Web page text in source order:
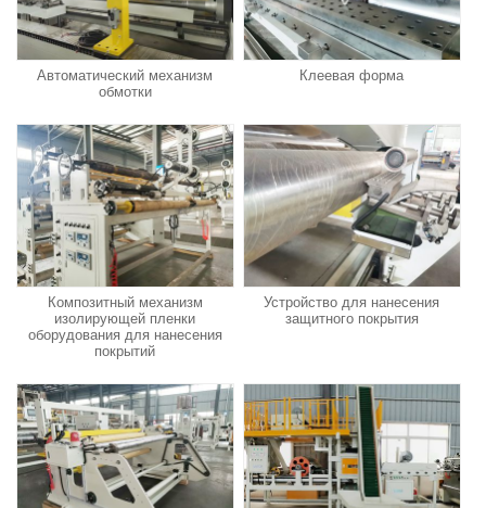
Автоматический механизм
обмотки
Клеевая форма
Композитный механизм
изолирующей пленки
оборудования для нанесения
покрытий
Устройство для нанесения
защитного покрытия